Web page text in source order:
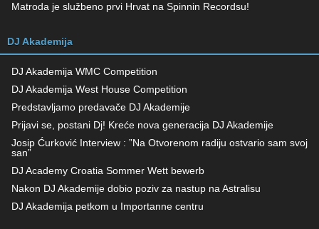
Matroda je službeno prvi Hrvat na Spinnin Recordsu!
DJ Akademija
DJ Akademija WMC Competition
DJ Akademija West House Competition
Predstavljamo predavače DJ Akademije
Prijavi se, postani Dj! Kreće nova generacija DJ Akademije
Josip Ćurković Interview : ”Na Otvorenom radiju ostvario sam svoj
san”
DJ Academy Croatia Sommer Wett bewerb
Nakon DJ Akademije dobio poziv za nastup na Astralisu
DJ Akademija petkom u Importanne centru